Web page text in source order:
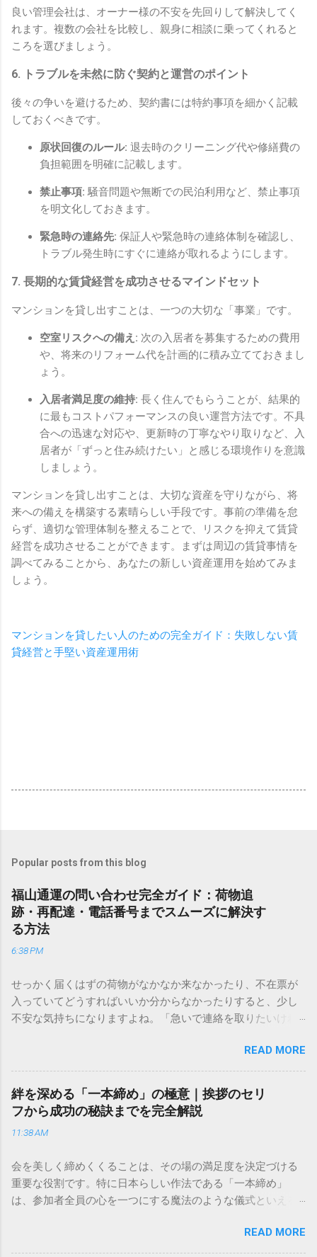
良い管理会社は、オーナー様の不安を先回りして解決してく
れます。複数の会社を比較し、親身に相談に乗ってくれると
ころを選びましょう。
6. トラブルを未然に防ぐ契約と運営のポイント
後々の争いを避けるため、契約書には特約事項を細かく記載
しておくべきです。
原状回復のルール: 退去時のクリーニング代や修繕費の
負担範囲を明確に記載します。
禁止事項: 騒音問題や無断での民泊利用など、禁止事項
を明文化しておきます。
緊急時の連絡先: 保証人や緊急時の連絡体制を確認し、
トラブル発生時にすぐに連絡が取れるようにします。
7. 長期的な賃貸経営を成功させるマインドセット
マンションを貸し出すことは、一つの大切な「事業」です。
空室リスクへの備え: 次の入居者を募集するための費用
や、将来のリフォーム代を計画的に積み立てておきまし
ょう。
入居者満足度の維持: 長く住んでもらうことが、結果的
に最もコストパフォーマンスの良い運営方法です。不具
合への迅速な対応や、更新時の丁寧なやり取りなど、入
居者が「ずっと住み続けたい」と感じる環境作りを意識
しましょう。
マンションを貸し出すことは、大切な資産を守りながら、将
来への備えを構築する素晴らしい手段です。事前の準備を怠
らず、適切な管理体制を整えることで、リスクを抑えて賃貸
経営を成功させることができます。まずは周辺の賃貸事情を
調べてみることから、あなたの新しい資産運用を始めてみま
しょう。
マンションを貸したい人のための完全ガイド：失敗しない賃
貸経営と手堅い資産運用術
Popular posts from this blog
福山通運の問い合わせ完全ガイド：荷物追
跡・再配達・電話番号までスムーズに解決す
る方法
6:38 PM
せっかく届くはずの荷物がなかなか来なかったり、不在票が
入っていてどうすればいいか分からなかったりすると、少し
不安な気持ちになりますよね。「急いで連絡を取りたいけれ
きできる？」といった疑問を抱える方も多いはずです。 福山
通運は企業間物流のイメージが強いかもしれませんが、個人
向けの宅配サービスも非常に充実しています。大切なのは、
目的に合わせた適切な連絡先を選ぶことです。この記事で
は、荷物の追跡確認から営業所への電話連絡、再配達の依頼
手順まで、初めての方でも迷わずに解決できる方法を詳しく
本全国に広範なネットワークを持つ大手運送会社です。特に
重量物や大型の荷物、そして企業間の輸送において圧倒的な
実績を誇ります。 個人で利用する場合、他の宅配業者と少し
いう特徴があります。地域に密着した各拠点が配送をコント
READ MORE
絆を深める「一本締め」の極意｜挨拶のセリ
フから成功の秘訣までを完全解説
11:38 AM
会を美しく締めくくることは、その場の満足度を決定づける
重要な役割です。特に日本らしい作法である「一本締め」
は、参加者全員の心を一つにする魔法のような儀式といえる
「手拍子のリズムに自信がない」と不安を感じる方も多いは
ずです。この記事では、ビジネスからカジュアルな集まりま
READ MORE